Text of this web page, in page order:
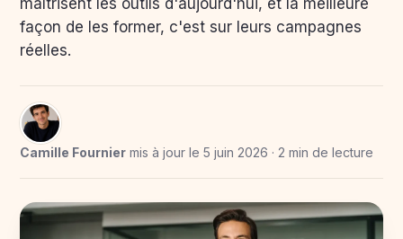
maîtrisent les outils d'aujourd'hui, et la meilleure
façon de les former, c'est sur leurs campagnes
réelles.
Camille Fournier mis à jour le 5 juin 2026 · 2 min de lecture